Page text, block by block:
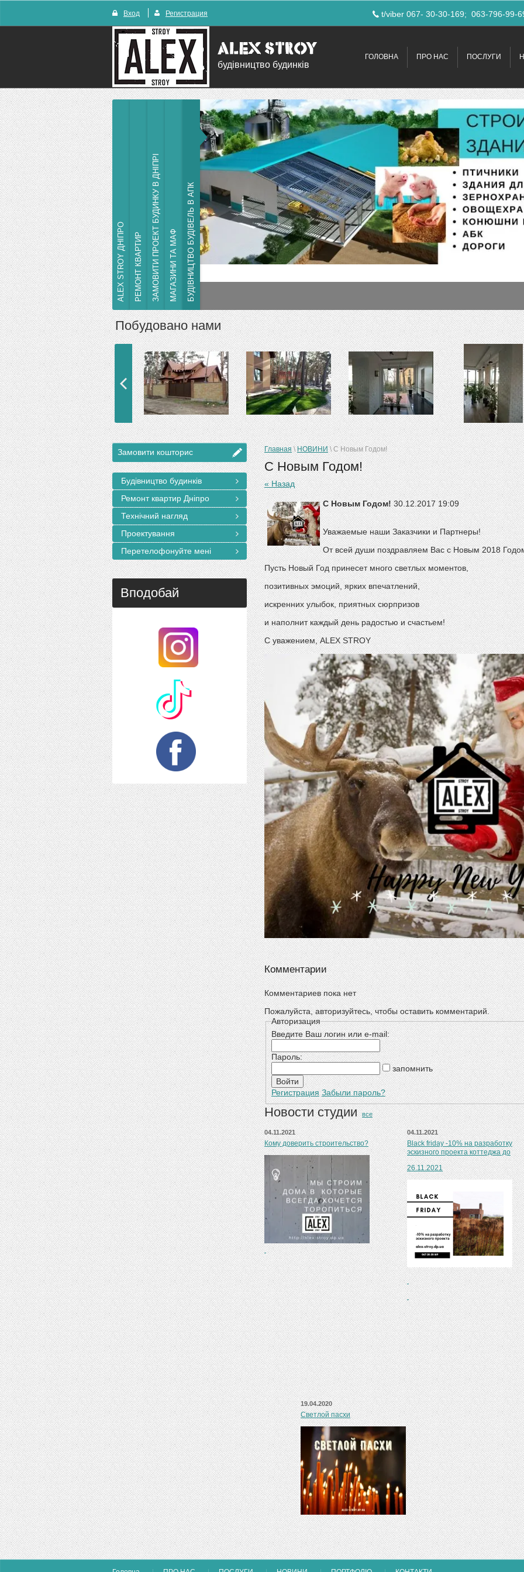
t/viber 067- 30-30-169 063-796-99-
Вход Регистрация
ГОЛОВНА ПРО НАС ПОСЛУГИ
будівництво будинків
ALEX STROY ДНІПРОРЕМОНТ КВАРТИР Ремонт квартир в м.Дніпро
ЗАМОВИТИ ПРОЕКТ БУДИНКУ В ДНІПРІМАГАЗИНИ ТА МАФБУДІВНИЦТВО БУДІВЕЛЬ В АПК
Побудовано нами
Главная \НОВИНИ\ С Новым Годом!
С Новым Годом!
« Назад
С Новым Годом!30.12.2017 19:09
Уважаемые наши Заказчики и Партнеры!
От всей души поздравляем Вас с Новым 2018
Пусть Новый Год принесет много светлых моментов,
позитивных эмоций, ярких впечатлений,
искренних улыбок, приятных сюрпризов
и наполнит каждый день радостью и счастьем!
С уважением, ALEX STROY
Комментарии
Комментариев пока нет
Пожалуйста, авторизуйтесь, чтобы оставить комментарий.
Авторизация
Введите Ваш логин или e-mail:
Пароль:
запомнить
Регистрация Забыли пароль?
Новости студии все
04.11.2021
Кому доверить строительство?
04.11.2021
Black friday -10% на разработку
эскизного проекта коттеджа до
26.11.2021
19.04.2020
Светлой пасхи
Замовити кошторис
Будівництво будинків
Ремонт квартир Дніпро
Технічний нагляд
Проектування
Перетелофонуйте мені
Вподобай